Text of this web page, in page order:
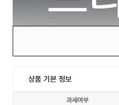
상품 기본 정보
과세여부